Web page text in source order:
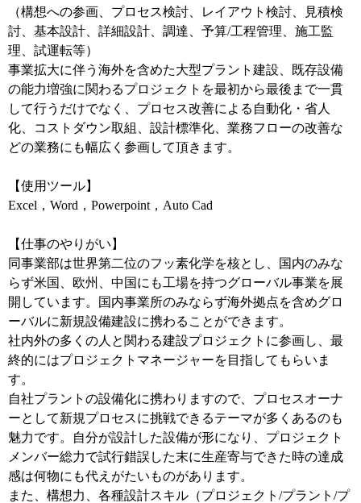
（構想への参画、プロセス検討、レイアウト検討、見積検
討、基本設計、詳細設計、調達、予算/工程管理、施工監
理、試運転等）
事業拡大に伴う海外を含めた大型プラント建設、既存設備
の能力増強に関わるプロジェクトを最初から最後まで一貫
して行うだけでなく、プロセス改善による自動化・省人
化、コストダウン取組、設計標準化、業務フローの改善な
どの業務にも幅広く参画して頂きます。
【使用ツール】
Excel，Word，Powerpoint，Auto Cad
【仕事のやりがい】
同事業部は世界第二位のフッ素化学を核とし、国内のみな
らず米国、欧州、中国にも工場を持つグローバル事業を展
開しています。国内事業所のみならず海外拠点を含めグロ
ーバルに新規設備建設に携わることができます。
社内外の多くの人と関わる建設プロジェクトに参画し、最
終的にはプロジェクトマネージャーを目指してもらいま
す。
自社プラントの設備化に携わりますので、プロセスオーナ
ーとして新規プロセスに挑戦できるテーマが多くあるのも
魅力です。自分が設計した設備が形になり、プロジェクト
メンバー総力で試行錯誤した末に生産寄与できた時の達成
感は何物にも代えがたいものがあります。
また、構想力、各種設計スキル（プロジェクト/プラント/プ